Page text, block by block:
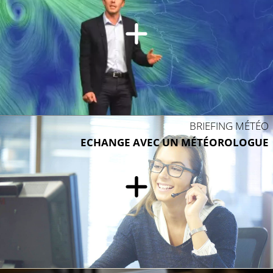
13°C
BRIEFING MÉTÉO
ECHANGE AVEC UN MÉTÉOROLOGUE